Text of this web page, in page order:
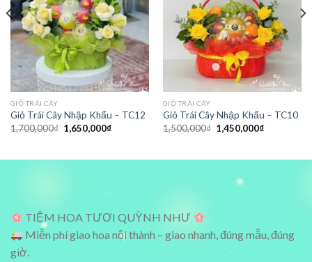
GIỎ TRÁI CÂY
Giỏ Trái Cây Nhập Khẩu – TC12
1,700,000₫ Giá
gốc
1,650,000₫Giá
GIỎ TRÁI CÂY
Giỏ Trái Cây Nhập Khẩu – TC10
1,500,000₫ Giá
gốc
1,450,000₫Giá
TIỆM HOA TƯƠI QUỲNH NHƯ
Miễn phí giao hoa nội thành – giao nhanh, đúng mẫu, đúng
giờ.